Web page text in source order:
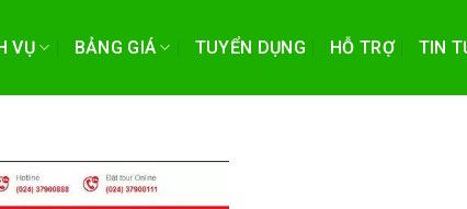
VỤ BẢNG GIÁ TUYỂN DỤNG HỖ TRỢ TIN